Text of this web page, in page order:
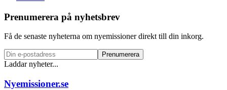
Prenumerera på nyhetsbrev
Få de senaste nyheterna om nyemissioner direkt till din inkorg.
Prenumerera
Laddar nyheter...
Nyemissioner.se